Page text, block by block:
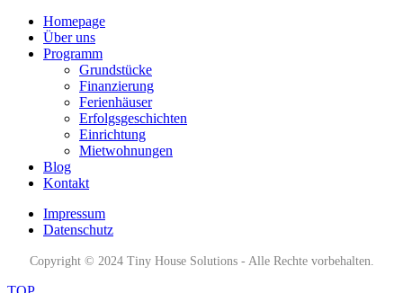
Homepage
Über uns
Programm
Grundstücke
Finanzierung
Ferienhäuser
Erfolgsgeschichten
Einrichtung
Mietwohnungen
Blog
Kontakt
Impressum
Datenschutz
Copyright © 2024 Tiny House Solutions - Alle Rechte vorbehalten.